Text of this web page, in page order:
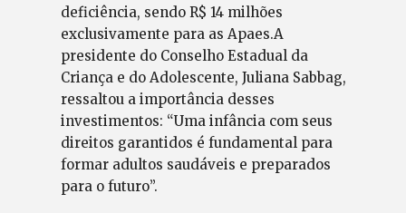
deficiência, sendo R$ 14 milhões
exclusivamente para as Apaes.A
presidente do Conselho Estadual da
Criança e do Adolescente, Juliana Sabbag,
ressaltou a importância desses
investimentos: “Uma infância com seus
direitos garantidos é fundamental para
formar adultos saudáveis e preparados
para o futuro”.